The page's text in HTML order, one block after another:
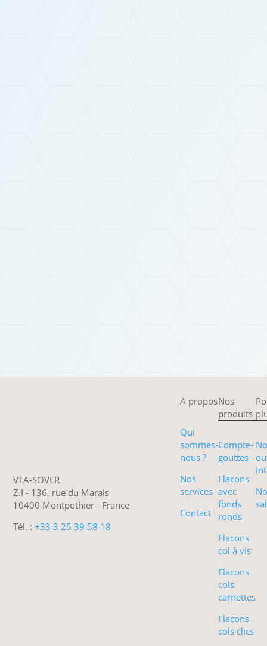
VTA-SOVER
Z.I - 136, rue du Marais
10400 Montpothier - France
Tél. :+33 3 25 39 58 18
A propos
Qui
sommes-
nous ?
Nos
services
Contact
Nos
produits
Compte-
gouttes
Flacons
avec
fonds
ronds
Flacons
col à vis
Flacons
cols
carnettes
Flacons
cols clics